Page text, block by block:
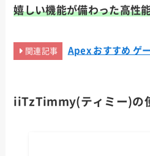
嬉しい機能が備わった高性
関連記事 Apex おすすめ ゲ
iiTzTimmy(ティミー)の